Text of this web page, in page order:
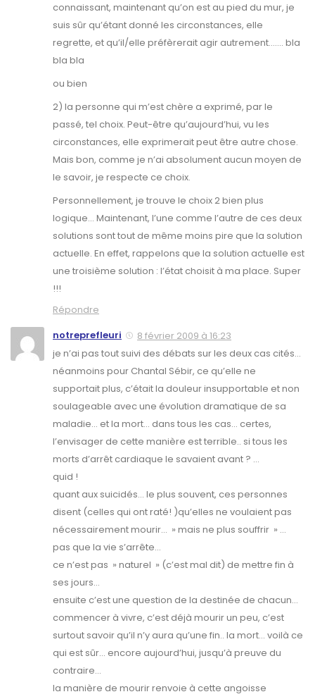
connaissant, maintenant qu’on est au pied du mur, je
suis sûr qu’étant donné les circonstances, elle
regrette, et qu’il/elle préfèrerait agir autrement……. bla
bla bla
ou bien
2) la personne qui m’est chère a exprimé, par le
passé, tel choix. Peut-être qu’aujourd’hui, vu les
circonstances, elle exprimerait peut être autre chose.
Mais bon, comme je n’ai absolument aucun moyen de
le savoir, je respecte ce choix.
Personnellement, je trouve le choix 2 bien plus
logique… Maintenant, l’une comme l’autre de ces deux
solutions sont tout de même moins pire que la solution
actuelle. En effet, rappelons que la solution actuelle est
une troisième solution : l’état choisit à ma place. Super
!!!
Répondre
notreprefleuri
8 février 2009 à 16:23
je n’ai pas tout suivi des débats sur les deux cas cités…
néanmoins pour Chantal Sébir, ce qu’elle ne
supportait plus, c’était la douleur insupportable et non
soulageable avec une évolution dramatique de sa
maladie… et la mort… dans tous les cas… certes,
l’envisager de cette manière est terrible.. si tous les
morts d’arrêt cardiaque le savaient avant ? …
quid !
quant aux suicidés… le plus souvent, ces personnes
disent (celles qui ont raté! )qu’elles ne voulaient pas
nécessairement mourir… » mais ne plus souffrir » …
pas que la vie s’arrête…
ce n’est pas » naturel » (c’est mal dit) de mettre fin à
ses jours…
ensuite c’est une question de la destinée de chacun…
commencer à vivre, c’est déjà mourir un peu, c’est
surtout savoir qu’il n’y aura qu’une fin.. la mort… voilà ce
qui est sûr… encore aujourd’hui, jusqu’à preuve du
contraire…
la manière de mourir renvoie à cette angoisse